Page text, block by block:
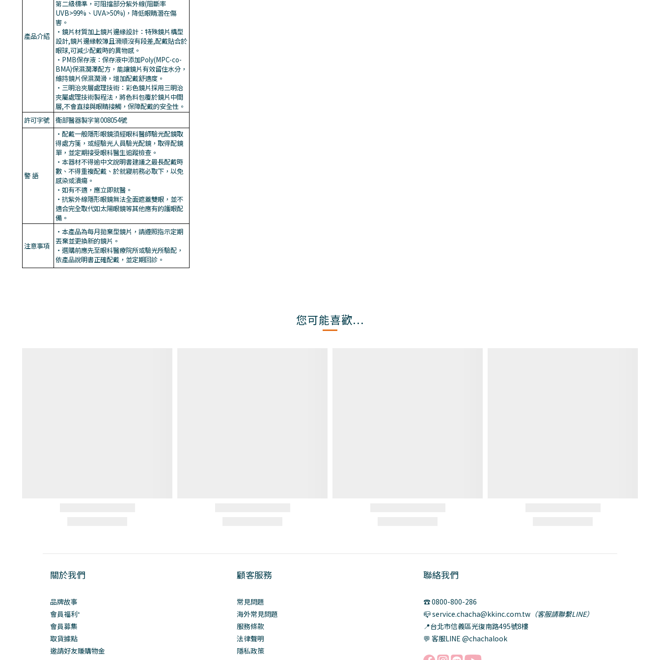
產品介紹
第二級標準，可阻擋部分紫外線(阻斷率
UVB>99%、UVA>50%)，降低眼睛潛在傷
害。
・鏡片材質加上鏡片邊緣設計：特殊鏡片構型
設計,鏡片邊緣較簿且滑順沒有段差,配戴貼合於
眼球,可減少配戴時的異物感。
・PMB保存液：保存液中添加Poly(MPC-co-
BMA)保濕潤澤配方，能讓鏡片有效留住水分，
維持鏡片保濕潤滑，增加配戴舒適度。
・三明治夾層處理技術：彩色鏡片採用三明治
夾屬處理技術製程法，將色料包覆於鏡片中間
層,不會直接與眼睛接觸，保障配戴的安全性。
許可字號
衛部醫器製字第008054號
警 語
・配戴一般隱形眼鏡須經眼科醫師驗光配鏡取
得處方箋，或經驗光人員驗光配鏡，取得配鏡
單，並定期接受眼科醫生追蹤檢查。
・本器材不得逾中文說明書建議之最長配戴時
數、不得重複配戴、於就寢前務必取下，以免
感染或潰瘍。
・如有不適，應立即就醫。
・抗紫外線隱形眼鏡無法全面遮蓋雙眼，並不
適合完全取代如太陽眼鏡等其他應有的護眼配
備。
注意事項
・本產品為每月拋棄型鏡片，請遵照指示定期
丟棄並更換新的鏡片。
・選購前應先至眼科醫療院所或驗光所驗配，
依產品說明書正確配戴，並定期回診。
您可能喜歡...
關於我們
品牌故事
會員福利⁺
會員募集
取貨據點
邀請好友賺購物金
顧客服務
常見問題
海外常見問題
服務條款
法律聲明
隱私政策
聯絡我們
☎️ 0800-800-286
📪 service.chacha@kkinc.com.tw （客服請聯繫LINE）
📍台北市信義區光復南路495號8樓
💬 客服LINE @chachalook